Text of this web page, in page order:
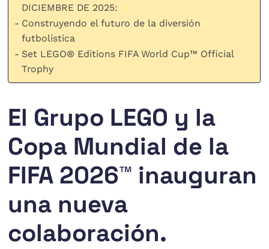
DICIEMBRE DE 2025:
Construyendo el futuro de la diversión
futbolística
Set LEGO® Editions FIFA World Cup™ Official
Trophy
El Grupo LEGO y la
Copa Mundial de la
FIFA 2026™ inauguran
una nueva
colaboración.